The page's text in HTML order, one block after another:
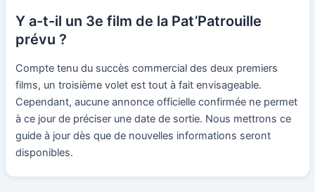
Y a-t-il un 3e film de la Pat’Patrouille
prévu ?
Compte tenu du succès commercial des deux premiers
films, un troisième volet est tout à fait envisageable.
Cependant, aucune annonce officielle confirmée ne permet
à ce jour de préciser une date de sortie. Nous mettrons ce
guide à jour dès que de nouvelles informations seront
disponibles.